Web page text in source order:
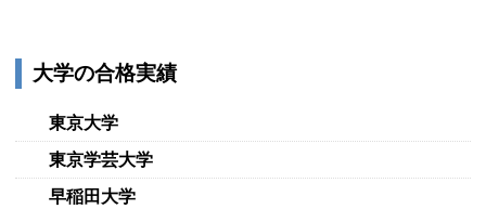
大学の合格実績
東京大学
東京学芸大学
早稲田大学